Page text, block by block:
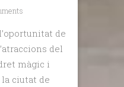
de
del
màgic i
ciutat de